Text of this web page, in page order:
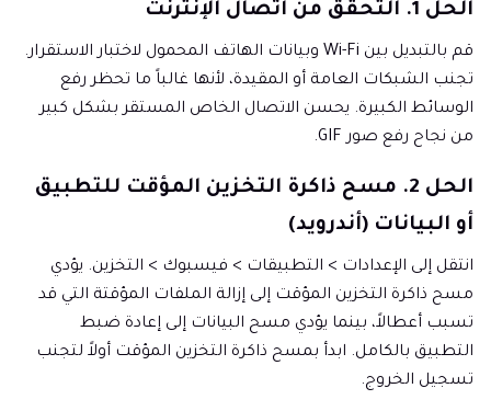
الحل 1. التحقق من اتصال الإنترنت
قم بالتبديل بين Wi-Fi وبيانات الهاتف المحمول لاختبار الاستقرار.
تجنب الشبكات العامة أو المقيدة، لأنها غالباً ما تحظر رفع
الوسائط الكبيرة. يحسن الاتصال الخاص المستقر بشكل كبير
من نجاح رفع صور GIF.
الحل 2. مسح ذاكرة التخزين المؤقت للتطبيق
أو البيانات (أندرويد)
انتقل إلى الإعدادات > التطبيقات > فيسبوك > التخزين. يؤدي
مسح ذاكرة التخزين المؤقت إلى إزالة الملفات المؤقتة التي قد
تسبب أعطالاً، بينما يؤدي مسح البيانات إلى إعادة ضبط
التطبيق بالكامل. ابدأ بمسح ذاكرة التخزين المؤقت أولاً لتجنب
تسجيل الخروج.